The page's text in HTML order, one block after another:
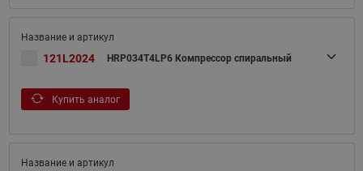
121L2024 HRP034T4LP6 Компрессор спиральный
Купить аналог